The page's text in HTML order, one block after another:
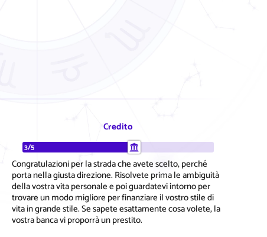
Credito
3/5
Congratulazioni per la strada che avete scelto, perché
porta nella giusta direzione. Risolvete prima le ambiguità
della vostra vita personale e poi guardatevi intorno per
trovare un modo migliore per finanziare il vostro stile di
vita in grande stile. Se sapete esattamente cosa volete, la
vostra banca vi proporrà un prestito.